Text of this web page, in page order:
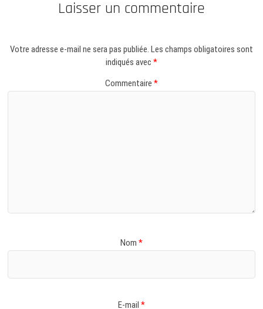
Laisser un commentaire
Votre adresse e-mail ne sera pas publiée. Les champs obligatoires sont
indiqués avec *
Commentaire *
Nom *
E-mail *